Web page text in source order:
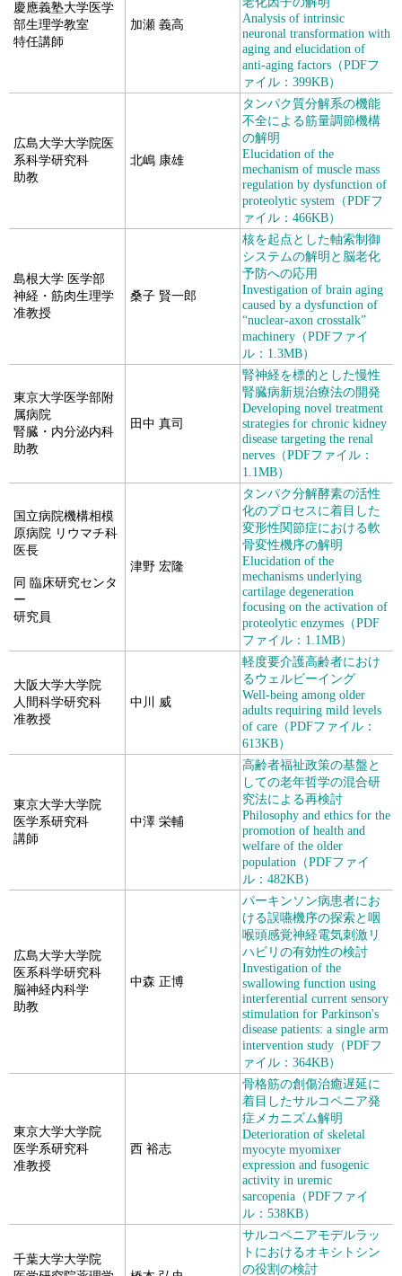
慶應義塾大学医学
部生理学教室
特任講師
加瀬 義高
Analysis of intrinsic
neuronal transformation with
aging and elucidation of
anti-aging factors（PDFフ
ァイル：399KB）
広島大学大学院医
系科学研究科
助教
北嶋 康雄
タンパク質分解系の機能
不全による筋量調節機構
の解明
Elucidation of the
mechanism of muscle mass
regulation by dysfunction of
proteolytic system（PDFフ
ァイル：466KB）
島根大学 医学部
神経・筋肉生理学
准教授
桑子 賢一郎
核を起点とした軸索制御
システムの解明と脳老化
予防への応用
Investigation of brain aging
caused by a dysfunction of
“nuclear-axon crosstalk”
machinery（PDFファイ
ル：1.3MB）
東京大学医学部附
属病院
腎臓・内分泌内科
助教
田中 真司
腎神経を標的とした慢性
腎臓病新規治療法の開発
Developing novel treatment
strategies for chronic kidney
disease targeting the renal
nerves（PDFファイル：
1.1MB）
国立病院機構相模
原病院 リウマチ科
医長
同 臨床研究センタ
ー
研究員
津野 宏隆
タンパク分解酵素の活性
化のプロセスに着目した
変形性関節症における軟
骨変性機序の解明
Elucidation of the
mechanisms underlying
cartilage degeneration
focusing on the activation of
proteolytic enzymes（PDF
ファイル：1.1MB）
大阪大学大学院
人間科学研究科
准教授
中川 威
軽度要介護高齢者におけ
るウェルビーイング
Well-being among older
adults requiring mild levels
of care（PDFファイル：
613KB）
東京大学大学院
医学系研究科
講師
中澤 栄輔
高齢者福祉政策の基盤と
しての老年哲学の混合研
究法による再検討
Philosophy and ethics for the
promotion of health and
welfare of the older
population（PDFファイ
ル：482KB）
広島大学大学院
医系科学研究科
脳神経内科学
助教
中森 正博
パーキンソン病患者にお
ける誤嚥機序の探索と咽
喉頭感覚神経電気刺激リ
ハビリの有効性の検討
Investigation of the
swallowing function using
interferential current sensory
stimulation for Parkinson's
disease patients: a single arm
intervention study（PDFフ
ァイル：364KB）
東京大学大学院
医学系研究科
准教授
西 裕志
骨格筋の創傷治癒遅延に
着目したサルコペニア発
症メカニズム解明
Deterioration of skeletal
myocyte myomixer
expression and fusogenic
activity in uremic
sarcopenia（PDFファイ
ル：538KB）
千葉大学大学院
サルコペニアモデルラッ
トにおけるオキシトシン
の役割の検討